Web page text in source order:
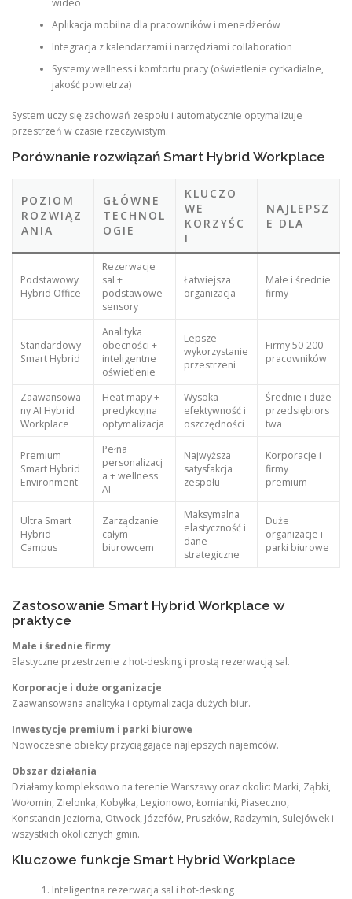
wideo
Aplikacja mobilna dla pracowników i menedżerów
Integracja z kalendarzami i narzędziami collaboration
Systemy wellness i komfortu pracy (oświetlenie cyrkadialne,
jakość powietrza)
System uczy się zachowań zespołu i automatycznie optymalizuje
przestrzeń w czasie rzeczywistym.
Porównanie rozwiązań Smart Hybrid Workplace
POZIOM
ROZWIĄZ
ANIA
GŁÓWNE
TECHNOL
OGIE
KLUCZO
WE
KORZYŚC
I
NAJLEPSZ
E DLA
Podstawowy
Hybrid Office
Rezerwacje
sal +
podstawowe
sensory
Łatwiejsza
organizacja
Małe i średnie
firmy
Standardowy
Smart Hybrid
Analityka
obecności +
inteligentne
oświetlenie
Lepsze
wykorzystanie
przestrzeni
Firmy 50-200
pracowników
Zaawansowa
ny AI Hybrid
Workplace
Heat mapy +
predykcyjna
optymalizacja
Wysoka
efektywność i
oszczędności
Średnie i duże
przedsiębiors
twa
Premium
Smart Hybrid
Environment
Pełna
personalizacj
a + wellness
AI
Najwyższa
satysfakcja
zespołu
Korporacje i
firmy
premium
Ultra Smart
Hybrid
Campus
Zarządzanie
całym
biurowcem
Maksymalna
elastyczność i
dane
strategiczne
Duże
organizacje i
parki biurowe
Zastosowanie Smart Hybrid Workplace w
praktyce
Małe i średnie firmy
Elastyczne przestrzenie z hot-desking i prostą rezerwacją sal.
Korporacje i duże organizacje
Zaawansowana analityka i optymalizacja dużych biur.
Inwestycje premium i parki biurowe
Nowoczesne obiekty przyciągające najlepszych najemców.
Obszar działania
Działamy kompleksowo na terenie Warszawy oraz okolic: Marki, Ząbki,
Wołomin, Zielonka, Kobyłka, Legionowo, Łomianki, Piaseczno,
Konstancin-Jeziorna, Otwock, Józefów, Pruszków, Radzymin, Sulejówek i
wszystkich okolicznych gmin.
Kluczowe funkcje Smart Hybrid Workplace
Inteligentna rezerwacja sal i hot-desking